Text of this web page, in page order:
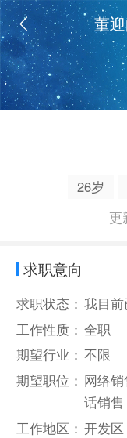
董
26岁
更
求职意向
求职状态： 我目
工作性质： 全职
期望行业： 不限
期望职位： 网络
话销售
工作地区： 开发区